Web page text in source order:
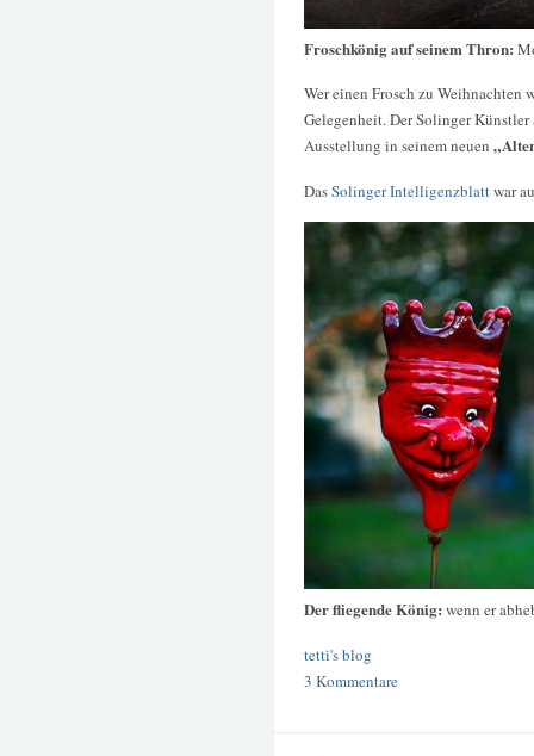
Froschkönig auf seinem Thron:
Wer einen Frosch zu Weihnachten
Gelegenheit. Der Solinger Künstler
Ausstellung in seinem neuen
DasSolinger Intelligenzblattwar
Der fliegende König: wenn er
tetti's blog
3 Kommentare